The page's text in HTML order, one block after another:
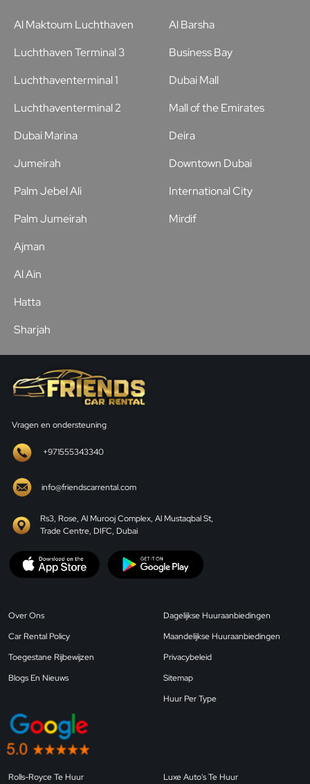
Al Maktoum Luchthaven
Luchthaven Terminal 3
Luchthaventerminal 1
Luchthaventerminal 2
Al Barsha
Business Bay
Dubai Mall
Mall of the Emirates
Dubai Marina
Jumeirah
Palm Jebel Ali
Palm Jumeirah
Deira
Downtown Dubai
International City
Mirdif
Ajman
Al Ain
Hatta
Sharjah
Vragen en ondersteuning
+971555343340
info@friendscarrental.com
Rs3, Rose, Al Murooj Complex, Al Mustaqbal St,
Trade Centre, DIFC, Dubai
Over Ons
Car Rental Policy
Toegestane Rijbewijzen
Blogs En Nieuws
Dagelijkse Huuraanbiedingen
Maandelijkse Huuraanbiedingen
Privacybeleid
Sitemap
Huur Per Type
Rolls-Royce Te Huur
Luxe Auto's Te Huur